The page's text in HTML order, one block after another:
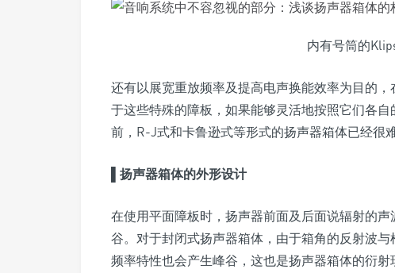
内有号筒的
还有以展宽重放频率及提高电声换能效率为目的
于这些特殊的障板，如果能够灵活地按照它们各
前，R-J式和卡鲁逊式等形式的扬声器箱体已经很
▌扬声器箱体的外形设计
在使用平面障板时，扬声器前面及后面说辐射的
谷。对于封闭式扬声器箱体，由于箱角的反射波
频率特性也会产生峰谷，这也是扬声器箱体的衍射